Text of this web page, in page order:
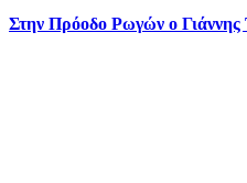
Στην Πρόοδο Ρωγών ο Γιάννης